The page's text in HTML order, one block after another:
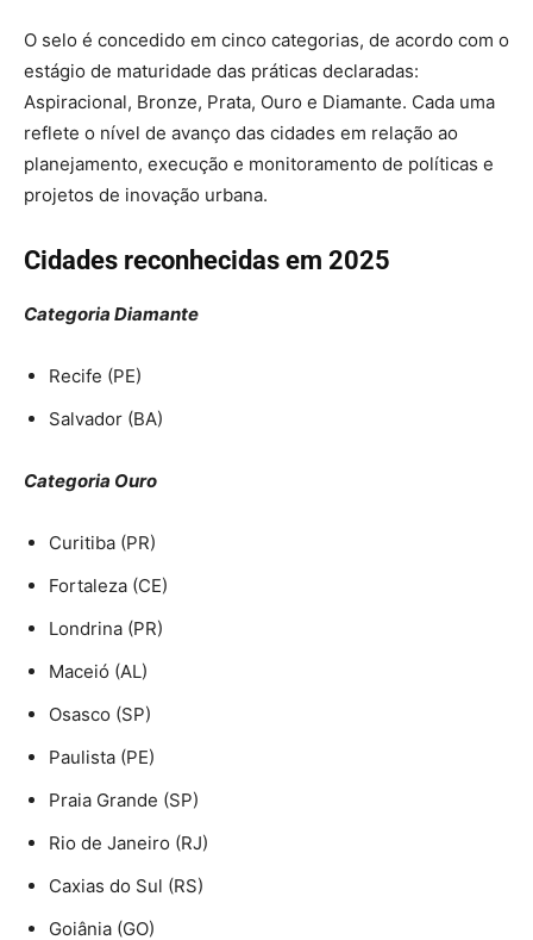
O selo é concedido em cinco categorias, de acordo com o
estágio de maturidade das práticas declaradas:
Aspiracional, Bronze, Prata, Ouro e Diamante. Cada uma
reflete o nível de avanço das cidades em relação ao
planejamento, execução e monitoramento de políticas e
projetos de inovação urbana.
Cidades reconhecidas em 2025
Categoria Diamante
Recife (PE)
Salvador (BA)
Categoria Ouro
Curitiba (PR)
Fortaleza (CE)
Londrina (PR)
Maceió (AL)
Osasco (SP)
Paulista (PE)
Praia Grande (SP)
Rio de Janeiro (RJ)
Caxias do Sul (RS)
Goiânia (GO)